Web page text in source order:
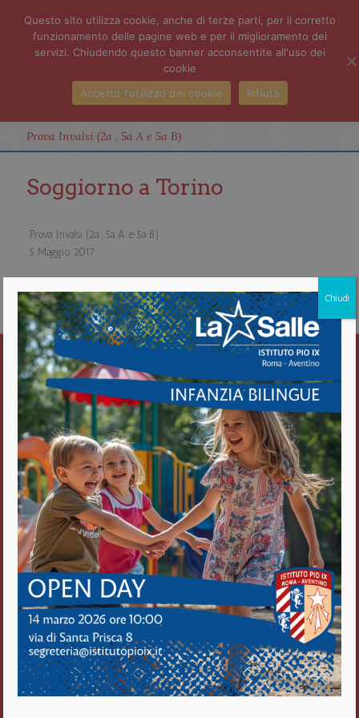
Prova Invalsi (2a , 5a A e 5a B)
Soggiorno a Torino
Prova Invalsi (2a , 5a A e 5a B)
5 Maggio 2017
Vedi il calendario completo
Istituto Pio IX
Roma Aventino
Fratelli delle Scuole Cristiane
Chiudi
Questo sito utilizza cookie, anche di terze parti, per il corretto
funzionamento delle pagine web e per il miglioramento dei
servizi. Chiudendo questo banner acconsentite all'uso dei
cookie
Accetto l'utilizzo dei cookie
Rifiuta